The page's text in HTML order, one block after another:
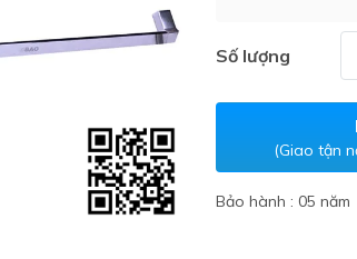
Phụ kiện nhà tắm
Chậu giặt
Số lượng
(Giao tận
Bảo hành : 05 năm